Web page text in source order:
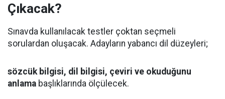
Çıkacak?
Sınavda kullanılacak testler çoktan seçmeli
sorulardan oluşacak. Adayların yabancı dil düzeyleri;
sözcük bilgisi, dil bilgisi, çeviri ve okuduğunu
anlama başlıklarında ölçülecek.